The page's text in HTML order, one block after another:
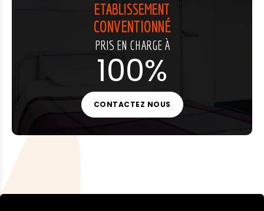
ETABLISSEMENT
CONVENTIONNÉ
PRIS EN CHARGE À
100%
CONTACTEZ NOUS